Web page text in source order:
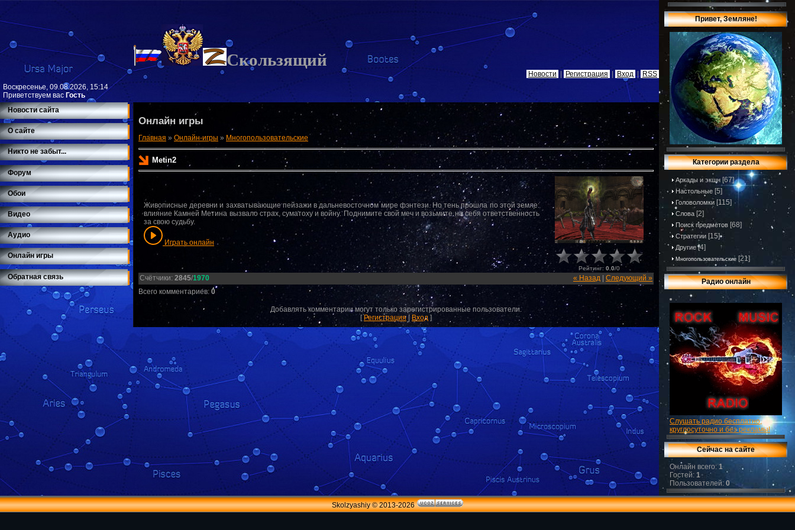
Воскресенье, 09.08.2026, 15:14
Приветствуем вас Гость
Скользящий
Новости Регистрация Вход | RSS
Новости сайта
О сайте
Никто не забыт...
Форум
Обои
Видео
Аудио
Онлайн игры
Обратная связь
Онлайн игры
Главная » Онлайн-игры » Многопользовательские
Metin2
Живописные деревни и захватывающие пейзажи в дальневосточном мире фэнтези. Но тень прошла по этой земле:
влияние Камней Метина вызвало страх, суматоху и войну. Поднимите свой меч и возьмите на себя ответственность
за свою судьбу.
Играть онлайн
Рейтинг: 0.0/0
« Назад Следующий »
Счётчики: 2845/1970
Всего комментариев: 0
Добавлять комментарии могут только зарегистрированные пользователи.
[Регистрация| Вход ]
Привет, Земляне!
Категории раздела
Аркады и экшн [67]
Настольные [5]
Головоломки [115]
Слова [2]
Поиск предметов [68]
Стратегии [15]
Другие [4]
Многопользовательские [21]
Радио онлайн
Слушать радио бесплатно,
круглосуточно и без рекламы!
Сейчас на сайте
Онлайн всего:1
Гостей: 1
Пользователей: 0
Skolzyashiy © 2013-2026